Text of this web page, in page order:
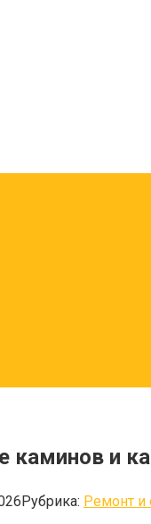
каминов и
Рубрика: Ремонт и